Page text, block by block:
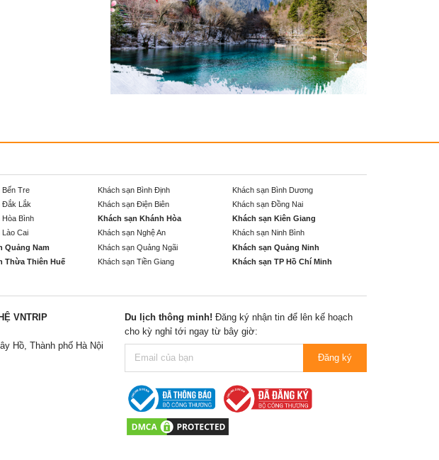
Bến Tre Khách sạn Bình Định
Khách sạn Bình Dương
Đắk Lắk Khách sạn Điện Biên
Khách sạn Đồng Nai
Hòa Bình Khách sạn Khánh Hòa
Khách sạn Kiên Giang
Lào Cai Khách sạn Nghệ An
Khách sạn Ninh Bình
Quảng Nam Khách sạn Quảng Ngãi
Khách sạn Quảng Ninh
Thừa Thiên Huế Khách sạn Tiền Giang
Khách sạn TP Hồ Chí Minh
VNTRIP
Hồ, Thành phố Hà Nội
Du lịch thông minh! Đăng ký nhận tin để lên kế hoạch
cho kỳ nghỉ tới ngay từ bây giờ:
Đăng ký